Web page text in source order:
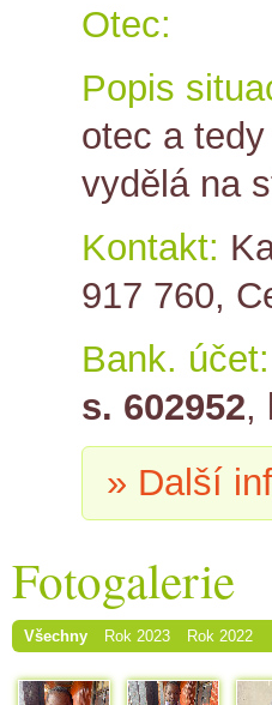
Otec:
Popis
otec a
vydělá na
Kontakt:
917 760,
Bank. účet:
s. 602952,
» Další
Fotogalerie
Všechny Rok 2023 Rok 2022